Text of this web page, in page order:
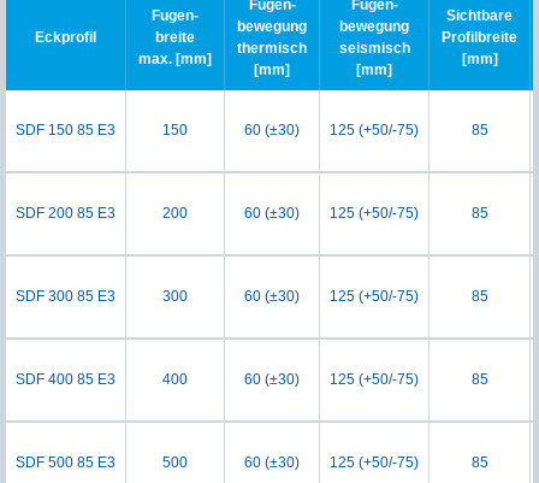
Eckprofil
Fugen-
breite
max. [mm]
Fugen-
bewegung
thermisch
[mm]
Fugen-
bewegung
seismisch
[mm]
Sichtbare
Profilbreite
[mm]
SDF 150 85 E3 150 60 (±30) 125 (+50/-75) 85
SDF 200 85 E3 200 60 (±30) 125 (+50/-75) 85
SDF 300 85 E3 300 60 (±30) 125 (+50/-75) 85
SDF 400 85 E3 400 60 (±30) 125 (+50/-75) 85
SDF 500 85 E3 500 60 (±30) 125 (+50/-75) 85